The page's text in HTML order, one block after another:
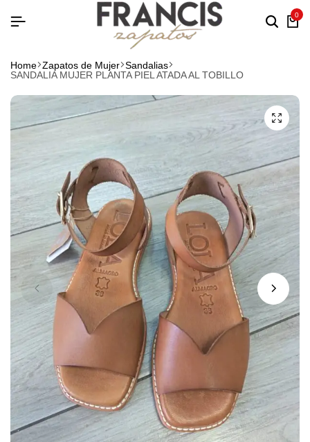
0
Home Zapatos de Mujer Sandalias
SANDALIA MUJER PLANTA PIEL ATADA AL TOBILLO